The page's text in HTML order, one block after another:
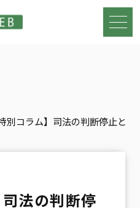
特別コラム】司法の判断停止と
司法の判断停